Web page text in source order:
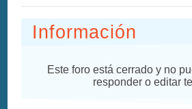
Información
Este foro está cerrado y no
responder o editar